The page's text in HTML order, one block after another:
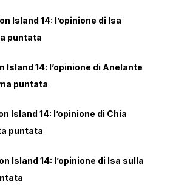
Island 14: l’opinione di Isa
puntata
Island 14: l’opinione di Anelante
puntata
Island 14: l’opinione di Chia
puntata
Island 14: l’opinione di Isa sulla